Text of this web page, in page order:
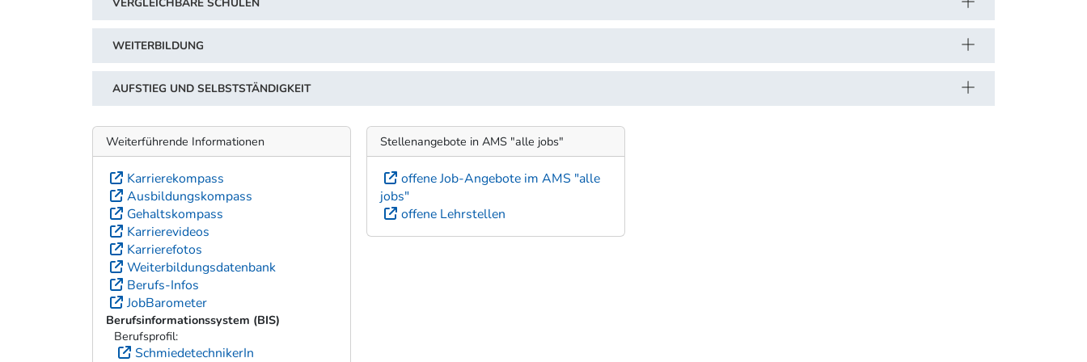
WEITERBILDUNG
AUFSTIEG UND SELBSTSTÄNDIGKEIT
Weiterführende Informationen
Karrierekompass
Ausbildungskompass
Gehaltskompass
Karrierevideos
Karrierefotos
Weiterbildungsdatenbank
Berufs-Infos
JobBarometer
Berufsinformationssystem (BIS)
Berufsprofil:
SchmiedetechnikerIn
Stellenangebote in AMS "alle jobs"
offene Job-Angebote im AMS "alle
jobs"
offene Lehrstellen